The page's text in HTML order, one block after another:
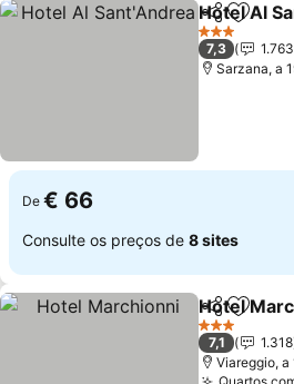
Partilhar
Hotel Al
3 Estrelas
7,3
1.763
Sarzana, a
De € 66
Consulte os preços de 8 sites
Partilhar
Hotel
3 Estrelas
7,1
1.318
Viareggio, a